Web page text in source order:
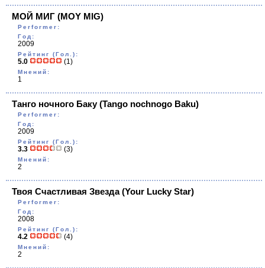
МОЙ МИГ (MOY MIG)
Performer:
Год:
2009
Рейтинг (Гол.):
5.0 (1)
Мнений:
1
Танго ночного Баку(Tango nochnogo Baku)
Performer:
Год:
2009
Рейтинг (Гол.):
3.3 (3)
Мнений:
2
Твоя Счастливая Звезда(Your Lucky Star)
Performer:
Год:
2008
Рейтинг (Гол.):
4.2 (4)
Мнений:
2